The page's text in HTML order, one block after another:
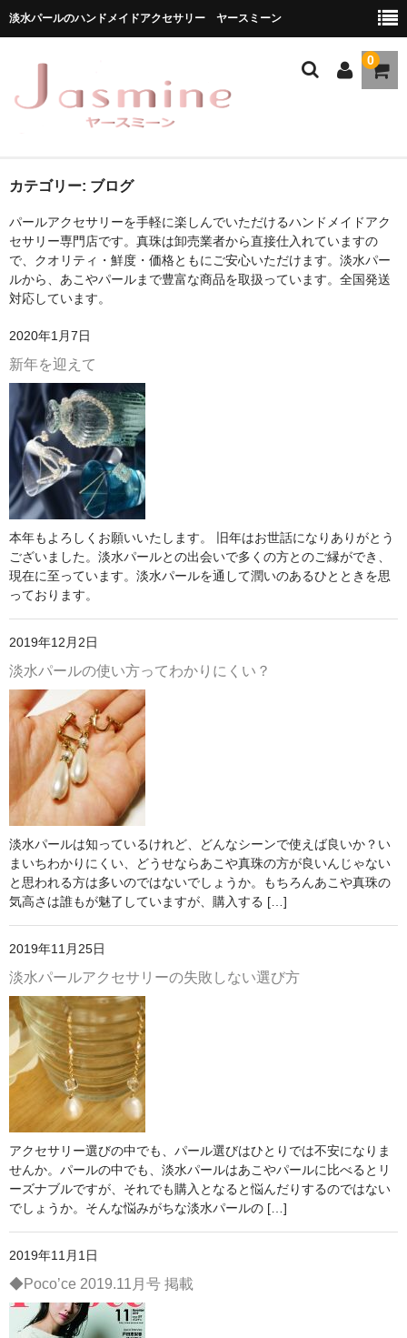
淡水パールのハンドメイドアクセサリー ヤースミーン
0
ホーム
商品一覧
★お勧め商品
ブランドストーリー
メディア掲載
ブログ
お問い合わせ
カテゴリー: ブログ
パールアクセサリーを手軽に楽しんでいただけるハンドメイドアク
セサリー専門店です。真珠は卸売業者から直接仕入れていますの
で、クオリティ・鮮度・価格ともにご安心いただけます。淡水パー
ルから、あこやパールまで豊富な商品を取扱っています。全国発送
対応しています。
2020年1月7日
新年を迎えて
本年もよろしくお願いいたします。 旧年はお世話になりありがとう
ございました。淡水パールとの出会いで多くの方とのご縁ができ、
現在に至っています。淡水パールを通して潤いのあるひとときを思
っております。
2019年12月2日
淡水パールの使い方ってわかりにくい？
淡水パールは知っているけれど、どんなシーンで使えば良いか？い
まいちわかりにくい、どうせならあこや真珠の方が良いんじゃない
と思われる方は多いのではないでしょうか。もちろんあこや真珠の
気高さは誰もが魅了していますが、購入する […]
2019年11月25日
淡水パールアクセサリーの失敗しない選び方
アクセサリー選びの中でも、パール選びはひとりでは不安になりま
せんか。パールの中でも、淡水パールはあこやパールに比べるとリ
ーズナブルですが、それでも購入となると悩んだりするのではない
でしょうか。そんな悩みがちな淡水パールの […]
2019年11月1日
◆Poco’ce 2019.11月号 掲載